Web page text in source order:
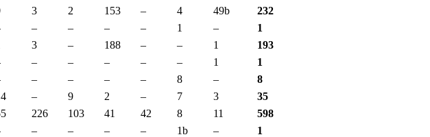
3 2 153 – 4 49b
232
– – – – 1 –
1
3 – 188 – – 1
193
– – – – – 1
1
– – – – 8 –
8
– 9 2 – 7 3
35
226 103 41 42 8 11
598
– – – – 1b –
1